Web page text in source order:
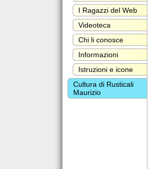
I Ragazzi del Web
Videoteca
Chi li conosce
Informazioni
Istruzioni e icone
Cultura di Rusticali
Maurizio